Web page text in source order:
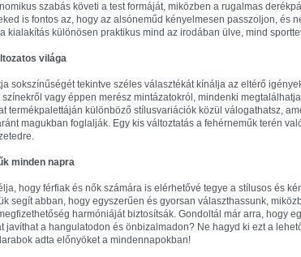
szabás követi a test formáját, miközben a rugalmas
is fontos az, hogy az alsóneműd kényelmesen passzoljon, és
kialakítás különösen praktikus mind az irodában ülve, mind
világa
sokszínűségét tekintve széles választékát kínálja az eltérő
vagy éppen merész mintázatokról, mindenki
termékpalettáján különböző stílusvariációk közül válogathatsz,
magukban foglalják. Egy kis változtatás a fehérneműk terén
minden napra
hogy férfiak és nők számára is elérhetővé tegye a stílusos és
segít abban, hogy egyszerűen és gyorsan választhassunk,
harmóniáját biztosítsák. Gondoltál már arra, hogy
javíthat a hangulatodon és önbizalmadon? Ne hagyd ki ezt a
adta előnyöket a mindennapokban!